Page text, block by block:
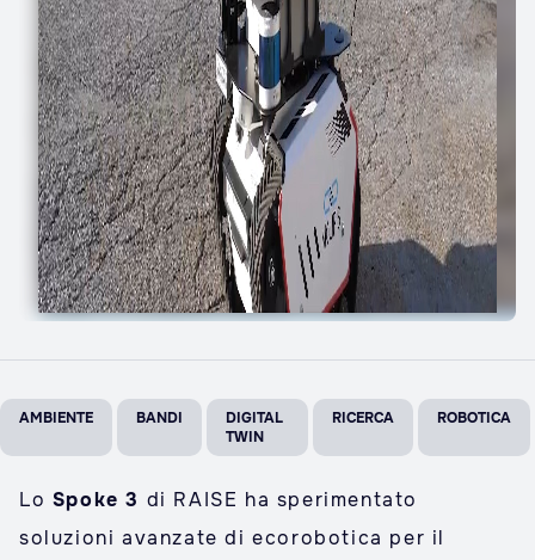
AMBIENTE BANDI
DIGITAL
TWIN
RICERCA ROBOTICA
Lo Spoke 3 di RAISE ha sperimentato
soluzioni avanzate di ecorobotica per il